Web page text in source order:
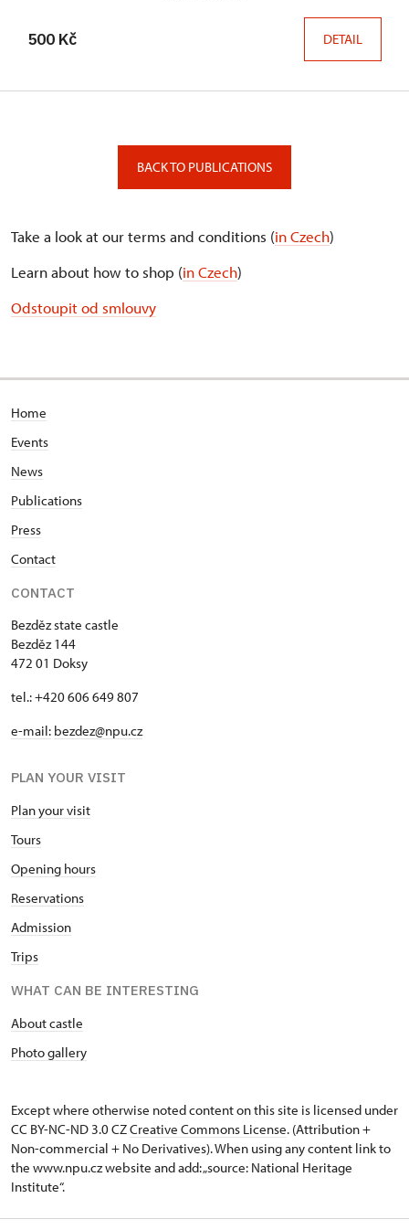
500 Kč DETAIL
BACK TO PUBLICATIONS
Take a look at our terms and conditions (in Czech)
Learn about how to shop (in Czech)
Odstoupit od smlouvy
Home
Events
News
Publications
Press
Contact
CONTACT
Bezděz state castle
Bezděz 144
472 01 Doksy
tel.: +420 606 649 807
e-mail: bezdez@npu.cz
PLAN YOUR VISIT
Plan your visit
Tours
Opening hours
Reservations
Admission
Trips
WHAT CAN BE INTERESTING
About castle
Photo gallery
Except where otherwise noted content on this site is licensed under
CC BY-NC-ND 3.0 CZCreative Commons License. (Attribution +
Non-commercial + No Derivatives). When using any content link to
the www.npu.cz website and add: „source: National Heritage
Institute“.